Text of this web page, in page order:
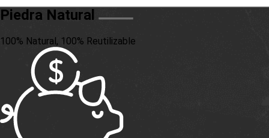
Piedra Natural
100% Natural, 100% Reutilizable